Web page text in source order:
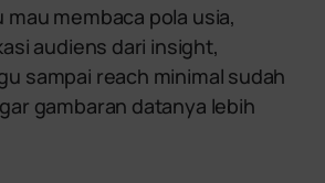
mau membaca pola usia,
audiens dari insight,
sampai reach minimal sudah
gambaran datanya lebih